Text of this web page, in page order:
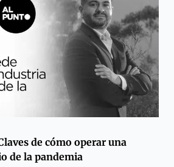
de cómo operar una
de la pandemia